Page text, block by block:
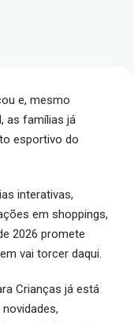
e, mesmo
as famílias já
esportivo do
interativas,
em shoppings,
2026 promete
vai torcer daqui.
Crianças já está